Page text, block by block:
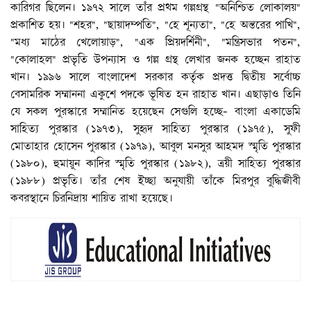
কারিগর ছিলেন। ১৯৭২ সালে তাঁর প্রথম গল্পগ্রন্থ "অনিশ্চিত লোকালয়"
প্রকাশিত হয়। "শহর", "ছায়াদম্পতি", "হে শূন্যতা", "হে অন্তরের পাখি",
"মধ্য মাঠের খেলোয়াড়", "এক প্রিয়দর্শিনী", "মন্ত্রিসভার পতন",
"কোলাহল" প্রভৃতি উপন্যাস ও গল্প গ্রন্থ লেখার জনক হচ্ছেন রাহাত
খান। ১৯৯৬ সালে বাংলাদেশ সরকার কর্তৃক প্রদত্ত দ্বিতীয় সর্বোচ্চ
বেসামরিক সম্মাননা একুশে পদকে ভূষিত হন রাহাত খান। এছাড়াও তিনি
যে সকল পুরস্কারে সম্মানিত হয়েছেন সেগুলি হচ্ছে- বাংলা একাডেমি
সাহিত্য পুরস্কার (১৯৭৩), সুহৃদ সাহিত্য পুরস্কার (১৯৭৫), সুফী
মোতাহার হোসেন পুরস্কার (১৯৭৯), আবুল মনসুর আহমদ স্মৃতি পুরস্কার
(১৯৮০), হুমায়ুন কাদির স্মৃতি পুরস্কার (১৯৮২), ত্রয়ী সাহিত্য পুরস্কার
(১৯৮৮) প্রভৃতি। তাঁর শেষ ইচ্ছা অনুযায়ী তাঁকে মিরপুর বুদ্ধিজীবী
কবরস্থানে চিরনিদ্রায় শায়িত রাখা হয়েছে।